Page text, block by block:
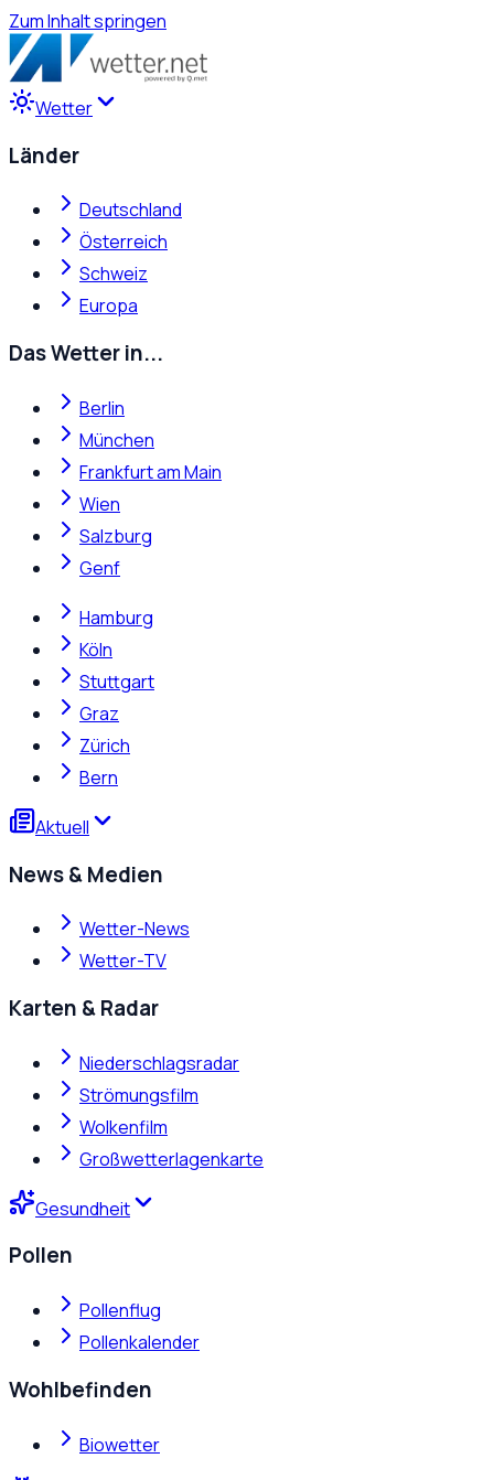
Zum Inhalt springen
Wetter
Länder
Deutschland
Österreich
Schweiz
Europa
Das Wetter in...
Berlin
München
Frankfurt am Main
Wien
Salzburg
Genf
Hamburg
Köln
Stuttgart
Graz
Zürich
Bern
Aktuell
News & Medien
Wetter-News
Wetter-TV
Karten & Radar
Niederschlagsradar
Strömungsfilm
Wolkenfilm
Großwetterlagenkarte
Gesundheit
Pollen
Pollenflug
Pollenkalender
Wohlbefinden
Biowetter